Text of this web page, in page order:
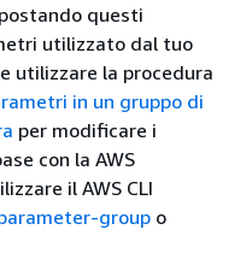
questi
utilizzato dal tuo
utilizzare la procedura
in un gruppo di
per modificare i
con la AWS
il AWS CLI
group o